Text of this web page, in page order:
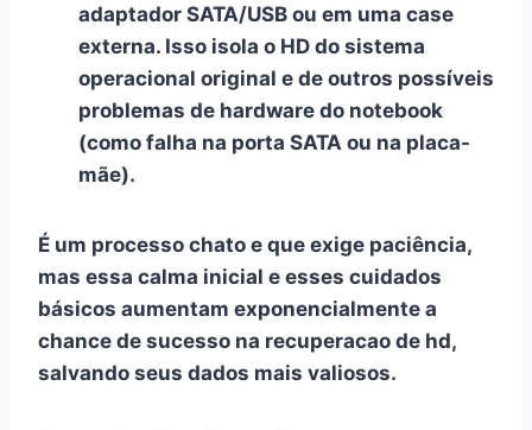
adaptador SATA/USB ou em uma case
externa. Isso isola o HD do sistema
operacional original e de outros possíveis
problemas de hardware do notebook
(como falha na porta SATA ou na placa-
mãe).
É um processo chato e que exige paciência,
mas essa calma inicial e esses cuidados
básicos aumentam exponencialmente a
chance de sucesso na recuperacao de hd,
salvando seus dados mais valiosos.